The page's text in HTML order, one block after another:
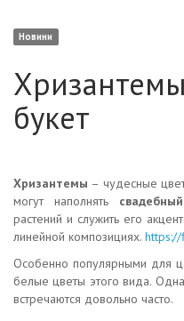
Новини
букет
Хризантемы – чудесные
могут наполнять
растений и служить его
линейной композициях. https://
Особенно популярными для
белые цветы этого вида.
встречаются довольно часто.